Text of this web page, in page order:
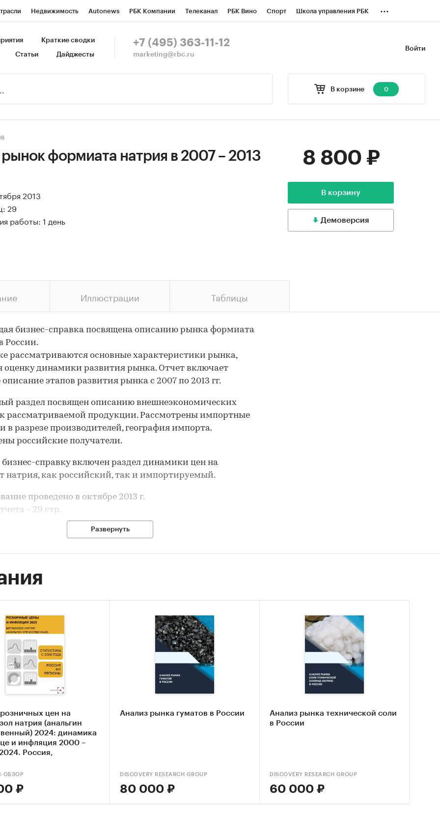
Недвижимость Autonews РБК Компании Телеканал РБК Вино Спорт Школа управления РБК
Спецпроекты СПб Конференции СПб Спецпроекты
...
Войти
Краткие сводки
Статьи Дайджесты
+7 (495) 363-11-12
marketing@rbc.ru
В корзине 0
формиата натрия в 2007 – 2013
2013
29
работы: 1 день
8 800 ₽
В корзину
Демоверсия
Иллюстрации Таблицы
бизнес-справка посвящена описанию рынка формиата
России.
рассматриваются основные характеристики рынка,
оценку динамики развития рынка. Отчет включает
этапов развития рынка с 2007 по 2013 гг.
раздел посвящен описанию внешнеэкономических
рассматриваемой продукции. Рассмотрены импортные
в разрезе производителей, география импорта.
российские получатели.
справку включен раздел динамики цен на
натрия, как российский, так и импортируемый.
проведено в октябре 2013 г.
- 29 стр.
8 таблиц и 7 графиков и диаграмм.
Промышленность
Развернуть
цен на
натрия (анальгин
2024: динамика
и инфляция 2000 –
Россия,
ОБЗОР
₽
Анализ рынка гуматов в России
DISCOVERY RESEARCH GROUP
80 000 ₽
Анализ рынка технической соли
в России
DISCOVERY RESEARCH GROUP
60 000 ₽